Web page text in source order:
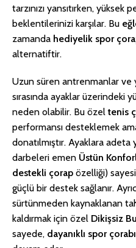
tarzınızı yansıtırken, yüksek
beklentilerinizi karşılar. Bu
zamanda hediyelik spor
alternatiftir.
Uzun süren antrenmanlar ve
sırasında ayaklar üzerindeki
neden olabilir. Bu özeltenis
performansı desteklemek
donatılmıştır. Ayaklara
darbeleri emen Üstün
destekli çorap özelliği)
güçlü bir destek sağlanır.
sürtünmeden kaynaklanan
kaldırmak için özel Dikişsiz
sayede, dayanıklı spor